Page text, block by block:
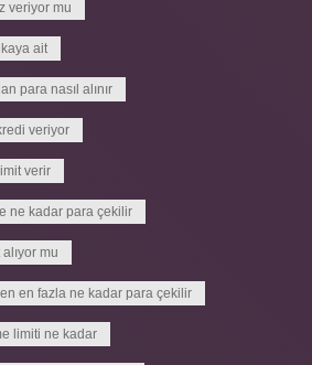
veriyor mu
ait
para nasıl alınır
veriyor
verir
ne kadar para çekilir
alıyor mu
en fazla ne kadar para çekilir
limiti ne kadar